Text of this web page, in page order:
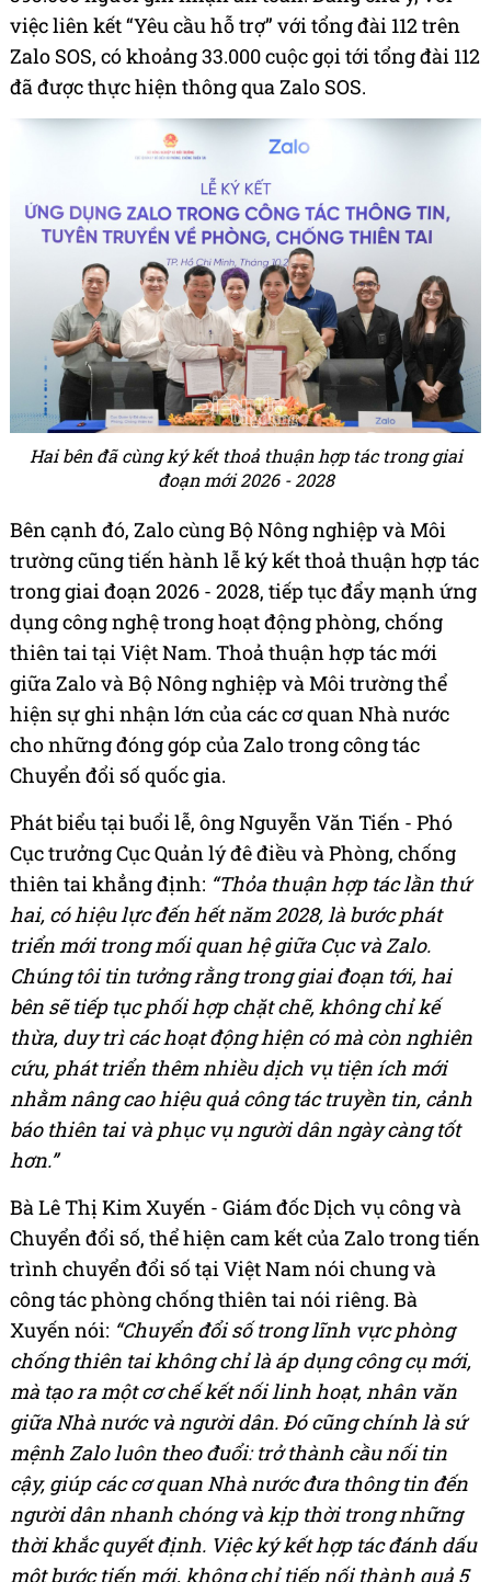
việc liên kết “Yêu cầu hỗ trợ” với tổng đài 112 trên
Zalo SOS, có khoảng 33.000 cuộc gọi tới tổng đài 112
đã được thực hiện thông qua Zalo SOS.
Hai bên đã cùng ký kết thoả thuận hợp tác trong giai
đoạn mới 2026 - 2028
Bên cạnh đó, Zalo cùng Bộ Nông nghiệp và Môi
trường cũng tiến hành lễ ký kết thoả thuận hợp tác
trong giai đoạn 2026 - 2028, tiếp tục đẩy mạnh ứng
dụng công nghệ trong hoạt động phòng, chống
thiên tai tại Việt Nam. Thoả thuận hợp tác mới
giữa Zalo và Bộ Nông nghiệp và Môi trường thể
hiện sự ghi nhận lớn của các cơ quan Nhà nước
cho những đóng góp của Zalo trong công tác
Chuyển đổi số quốc gia.
Phát biểu tại buổi lễ, ông Nguyễn Văn Tiến - Phó
Cục trưởng Cục Quản lý đê điều và Phòng, chống
thiên tai khẳng định: “Thỏa thuận hợp tác lần thứ
hai, có hiệu lực đến hết năm 2028, là bước phát
triển mới trong mối quan hệ giữa Cục và Zalo.
Chúng tôi tin tưởng rằng trong giai đoạn tới, hai
bên sẽ tiếp tục phối hợp chặt chẽ, không chỉ kế
thừa, duy trì các hoạt động hiện có mà còn nghiên
cứu, phát triển thêm nhiều dịch vụ tiện ích mới
nhằm nâng cao hiệu quả công tác truyền tin, cảnh
báo thiên tai và phục vụ người dân ngày càng tốt
hơn.”
Bà Lê Thị Kim Xuyến - Giám đốc Dịch vụ công và
Chuyển đổi số, thể hiện cam kết của Zalo trong tiến
trình chuyển đổi số tại Việt Nam nói chung và
công tác phòng chống thiên tai nói riêng. Bà
Xuyến nói: “Chuyển đổi số trong lĩnh vực phòng
chống thiên tai không chỉ là áp dụng công cụ mới,
mà tạo ra một cơ chế kết nối linh hoạt, nhân văn
giữa Nhà nước và người dân. Đó cũng chính là sứ
mệnh Zalo luôn theo đuổi: trở thành cầu nối tin
cậy, giúp các cơ quan Nhà nước đưa thông tin đến
người dân nhanh chóng và kịp thời trong những
thời khắc quyết định. Việc ký kết hợp tác đánh dấu
một bước tiến mới, không chỉ tiếp nối thành quả 5